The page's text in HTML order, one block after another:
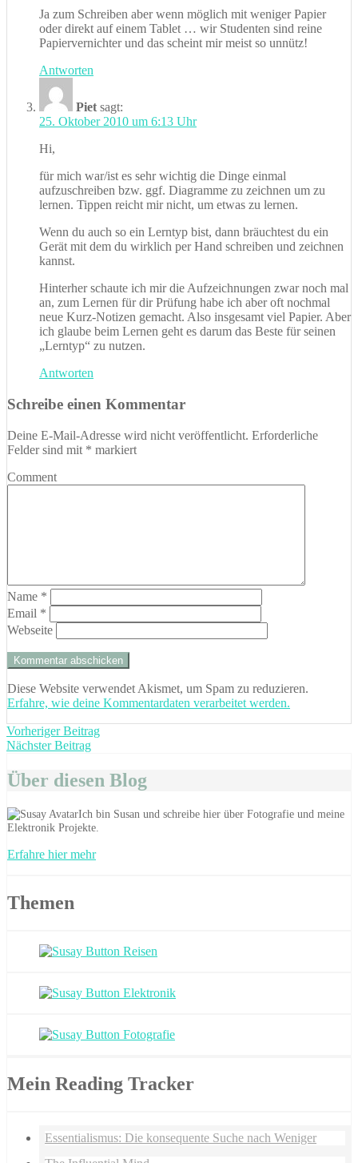
Ja zum Schreiben aber wenn möglich mit weniger Papier
oder direkt auf einem Tablet … wir Studenten sind reine
Papiervernichter und das scheint mir meist so unnütz!
Antworten
Piet sagt:
25. Oktober 2010 um 6:13 Uhr
Hi,
für mich war/ist es sehr wichtig die Dinge einmal
aufzuschreiben bzw. ggf. Diagramme zu zeichnen um zu
lernen. Tippen reicht mir nicht, um etwas zu lernen.
Wenn du auch so ein Lerntyp bist, dann bräuchtest du ein
Gerät mit dem du wirklich per Hand schreiben und zeichnen
kannst.
Hinterher schaute ich mir die Aufzeichnungen zwar noch mal
an, zum Lernen für dir Prüfung habe ich aber oft nochmal
neue Kurz-Notizen gemacht. Also insgesamt viel Papier. Aber
ich glaube beim Lernen geht es darum das Beste für seinen
„Lerntyp“ zu nutzen.
Antworten
Schreibe einen Kommentar
Deine E-Mail-Adresse wird nicht veröffentlicht. Erforderliche
Felder sind mit * markiert
Comment
Name *
Email *
Webseite
Diese Website verwendet Akismet, um Spam zu reduzieren.
Erfahre, wie deine Kommentardaten verarbeitet werden.
Beitragsnavigation
Vorheriger BeitragVorheriger
Nächster BeitragNächster
Über diesen Blog
Ich bin Susan und schreibe hier über Fotografie und meine
Elektronik Projekte.
Erfahre hier mehr
Themen
Mein Reading Tracker
Essentialismus: Die konsequente Suche nach Weniger